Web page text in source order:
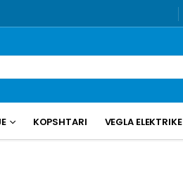
KOPSHTARI VEGLA ELEKTRIKE